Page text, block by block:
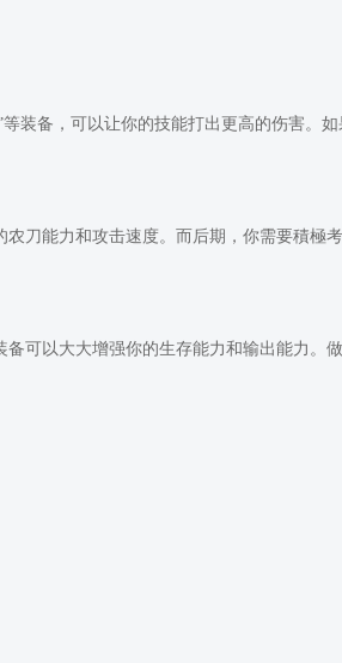
装备，可以让你的技能打出更高的伤害。
刀能力和攻击速度。而后期，你需要積極
可以大大增强你的生存能力和输出能力。